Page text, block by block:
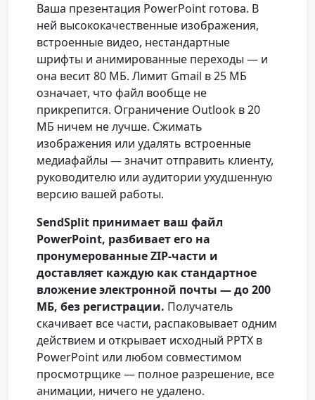
Ваша презентация PowerPoint готова. В
ней высококачественные изображения,
встроенные видео, нестандартные
шрифты и анимированные переходы — и
она весит 80 МБ. Лимит Gmail в 25 МБ
означает, что файл вообще не
прикрепится. Ограничение Outlook в 20
МБ ничем не лучше. Сжимать
изображения или удалять встроенные
медиафайлы — значит отправить клиенту,
руководителю или аудитории ухудшенную
версию вашей работы.
SendSplit принимает ваш файл
PowerPoint, разбивает его на
пронумерованные ZIP-части и
доставляет каждую как стандартное
вложение электронной почты — до 200
МБ, без регистрации. Получатель
скачивает все части, распаковывает одним
действием и открывает исходный PPTX в
PowerPoint или любом совместимом
просмотрщике — полное разрешение, все
анимации, ничего не удалено.